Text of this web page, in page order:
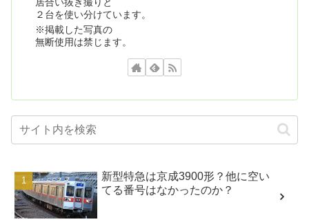
２台を使い分けています。
※掲載した写真の
無断使用は禁じます。
新型特急は京成3900形？他に空い
てる番号はなかったのか？